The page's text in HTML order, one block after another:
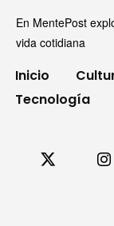
En MentePost
vida cotidiana
Inicio
Tecnología